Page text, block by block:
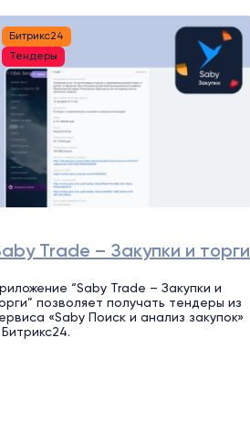
Битрикс24
Тендеры
Trade – Закупки и торги
“Saby Trade – Закупки и
позволяет получать тендеры из
«Saby Поиск и анализ закупок»
Битрикс24.